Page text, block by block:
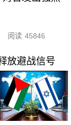
阅读 45846
放避战信号